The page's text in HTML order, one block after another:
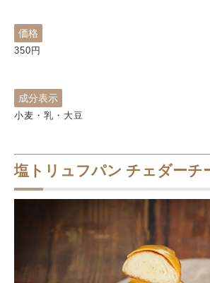
価格
350 円
成分表示
小麦・乳・大豆
塩トリュフパン チェダーチ